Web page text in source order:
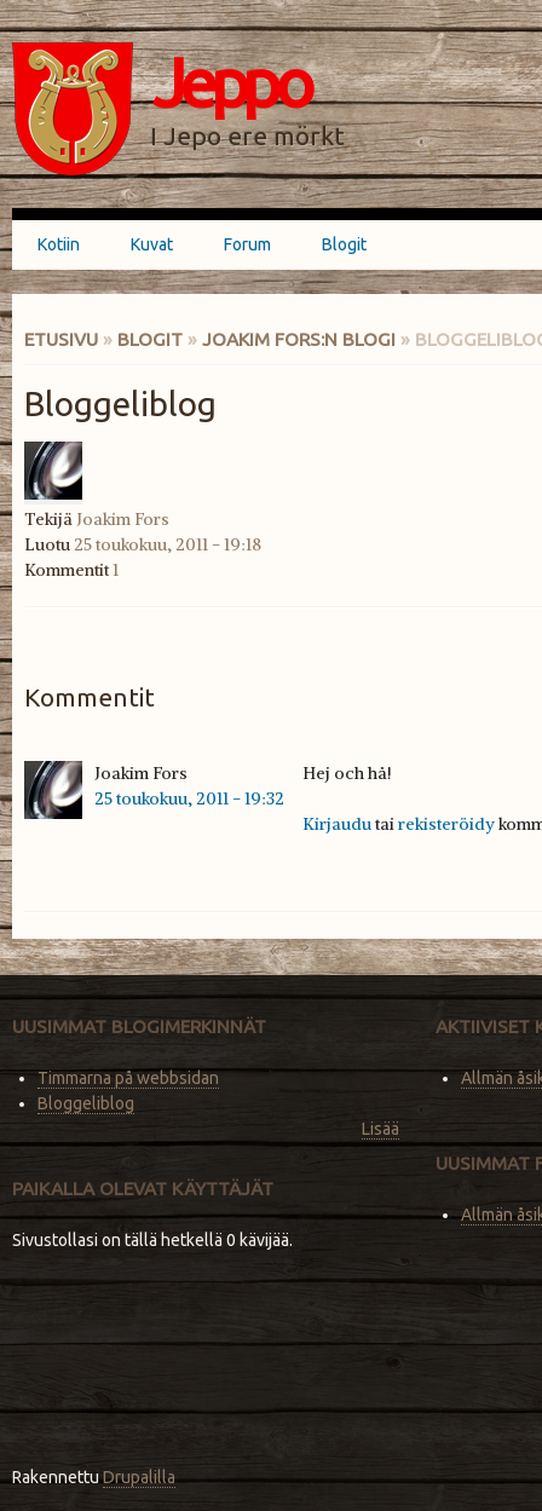
Hyppää
pääsisältöön
Skip to
navigation
Jeppo
I Jepo ere mörkt
HAKULOMAKE
Päävalikko
Kotiin Kuvat Forum Blogit
ETUSIVU » BLOGIT » JOAKIM FORS:N BLOGI »
Bloggeliblog
Tekijä Joakim Fors
Luotu 25 toukokuu, 2011 - 19:18
Kommentit1
Kommentit
Hej och hå!
Joakim Fors
25 toukokuu, 2011 - 19:32
Hej och hå!
Kirjaudutairekisteröidy
UUSIMMAT BLOGIMERKINNÄT
Timmarna på webbsidan
Bloggeliblog
Lisää
PAIKALLA OLEVAT KÄYTTÄJÄT
Sivustollasi on tällä hetkellä 0 kävijää.
AKTIIVISET
Allmän
UUSIMMAT
Allmän
RakennettuDrupalilla